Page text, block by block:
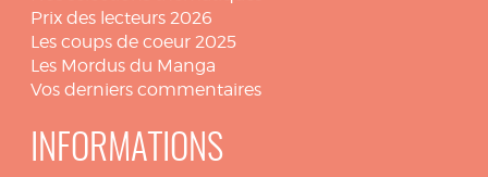
Prix des lecteurs 2026
Les coups de coeur 2025
Les Mordus du Manga
Vos derniers commentaires
INFORMATIONS